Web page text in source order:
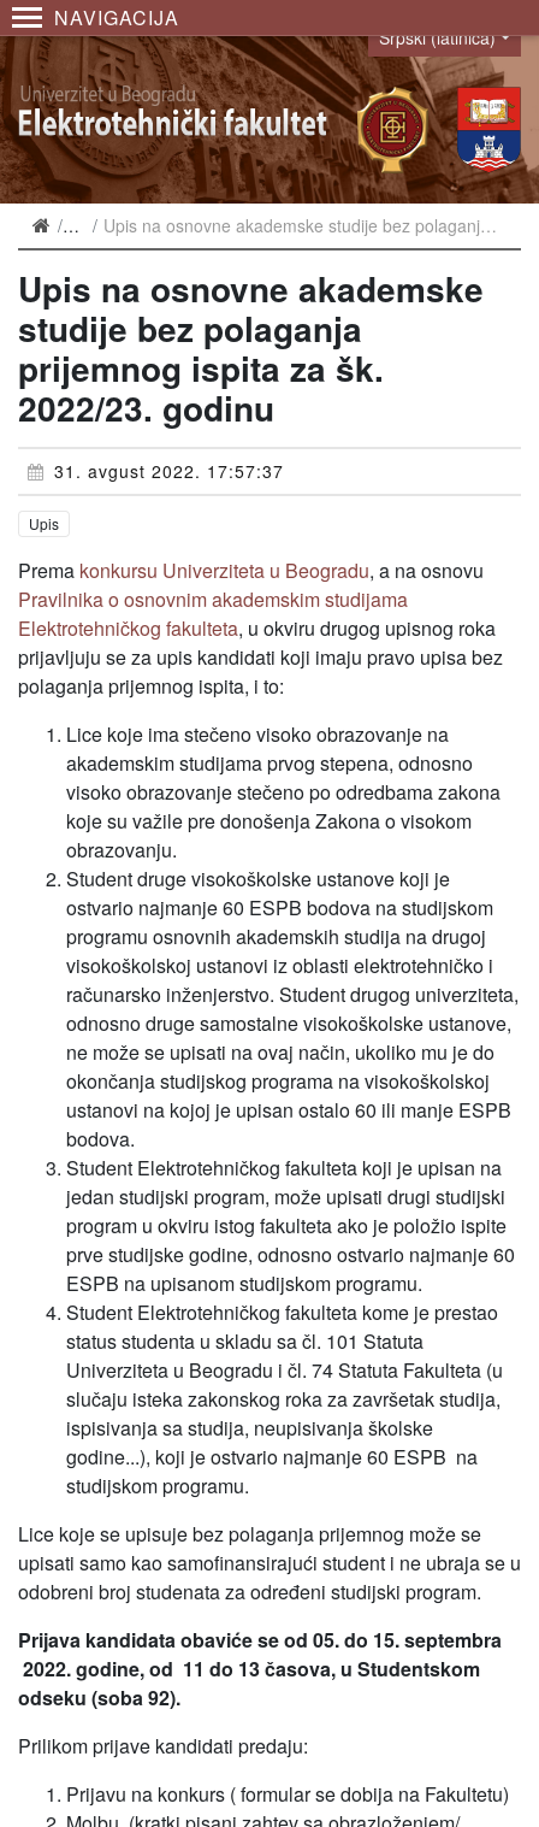
NAVIGACIJA
Language
Srpski (latinica)
VestiUpis na osnovne akademske studije bez polaganja prijemnog ispita za šk. 2022/23. godinu
Upis na osnovne akademske
studije bez polaganja
prijemnog ispita za šk.
2022/23. godinu
31. avgust 2022. 17:57:37
Upis
Prema konkursu Univerziteta u Beogradu, a na osnovu
Pravilnika o osnovnim akademskim studijama
Elektrotehničkog fakulteta, u okviru drugog upisnog roka
prijavljuju se za upis kandidati koji imaju pravo upisa bez
polaganja prijemnog ispita, i to:
Lice koje ima stečeno visoko obrazovanje na
akademskim studijama prvog stepena, odnosno
visoko obrazovanje stečeno po odredbama zakona
koje su važile pre donošenja Zakona o visokom
obrazovanju.
Student druge visokoškolske ustanove koji je
ostvario najmanje 60 ESPB bodova na studijskom
programu osnovnih akademskih studija na drugoj
visokoškolskoj ustanovi iz oblasti elektrotehničko i
računarsko inženjerstvo. Student drugog univerziteta,
odnosno druge samostalne visokoškolske ustanove,
ne može se upisati na ovaj način, ukoliko mu je do
okončanja studijskog programa na visokoškolskoj
ustanovi na kojoj je upisan ostalo 60 ili manje ESPB
bodova.
Student Elektrotehničkog fakulteta koji je upisan na
jedan studijski program, može upisati drugi studijski
program u okviru istog fakulteta ako je položio ispite
prve studijske godine, odnosno ostvario najmanje 60
ESPB na upisanom studijskom programu.
Student Elektrotehničkog fakulteta kome je prestao
status studenta u skladu sa čl. 101 Statuta
Univerziteta u Beogradu i čl. 74 Statuta Fakulteta (u
slučaju isteka zakonskog roka za završetak studija,
ispisivanja sa studija, neupisivanja školske
godine...), koji je ostvario najmanje 60 ESPB na
studijskom programu.
Lice koje se upisuje bez polaganja prijemnog može se
upisati samo kao samofinansirajući student i ne ubraja se u
odobreni broj studenata za određeni studijski program.
Prijava kandidata obaviće se od 05. do 15. septembra
2022. godine,od 11 do 13 časova, u Studentskom
odseku (soba 92).
Prilikom prijave kandidati predaju:
Prijavu na konkurs ( formular se dobija na Fakultetu)